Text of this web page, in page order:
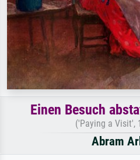
Einen Besuch
('Paying a Visit',
Abram